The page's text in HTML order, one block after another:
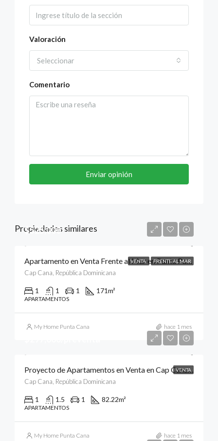
Valoración
Seleccionar
Comentario
Enviar opinión
Propiedades similares
VENTA FRENTE AL MAR
$525,000
Apartamento en Venta Frente al Mar en Punta Palmera, Cap Cana, Punta Cana
Cap Cana, República Dominicana
1 1 1 171m²
APARTAMENTOS
My Home Punta Cana hace 1 mes
VENTAProyecto de Apartamentos en Venta en Cap Cana, Punta Cana
Cap Cana, República Dominicana
1 1.5 1 82.22m²
APARTAMENTOS
My Home Punta Cana hace 1 mes